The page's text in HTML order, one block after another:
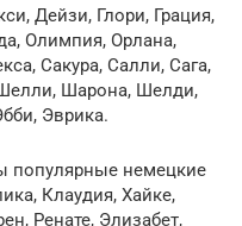
Дейзи, Глори, Грация,
Олимпия, Орлана,
Сакура, Салли, Сага,
Шарона, Шелди,
Эврика.
популярные немецкие
Клаудия, Хайке,
Ренате, Элизабет,